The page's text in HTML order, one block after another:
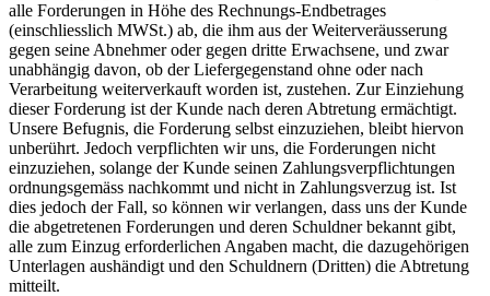
alle Forderungen in Höhe des Rechnungs-Endbetrages
(einschliesslich MWSt.) ab, die ihm aus der Weiterveräusserung
gegen seine Abnehmer oder gegen dritte Erwachsene, und zwar
unabhängig davon, ob der Liefergegenstand ohne oder nach
Verarbeitung weiterverkauft worden ist, zustehen. Zur Einziehung
dieser Forderung ist der Kunde nach deren Abtretung ermächtigt.
Unsere Befugnis, die Forderung selbst einzuziehen, bleibt hiervon
unberührt. Jedoch verpflichten wir uns, die Forderungen nicht
einzuziehen, solange der Kunde seinen Zahlungsverpflichtungen
ordnungsgemäss nachkommt und nicht in Zahlungsverzug ist. Ist
dies jedoch der Fall, so können wir verlangen, dass uns der Kunde
die abgetretenen Forderungen und deren Schuldner bekannt gibt,
alle zum Einzug erforderlichen Angaben macht, die dazugehörigen
Unterlagen aushändigt und den Schuldnern (Dritten) die Abtretung
mitteilt.